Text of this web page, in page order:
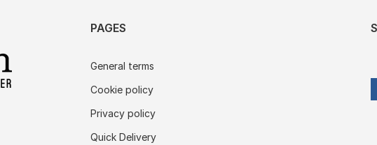
PAGES
General terms
Cookie policy
Privacy policy
Quick Delivery